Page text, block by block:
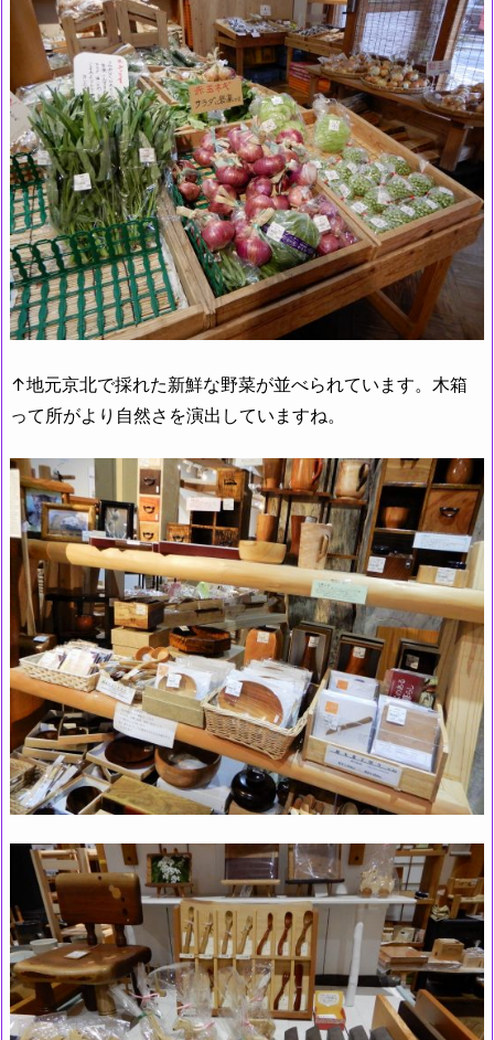
↑地元京北で採れた新鮮な野菜が並べられています。木箱
って所がより自然さを演出していますね。